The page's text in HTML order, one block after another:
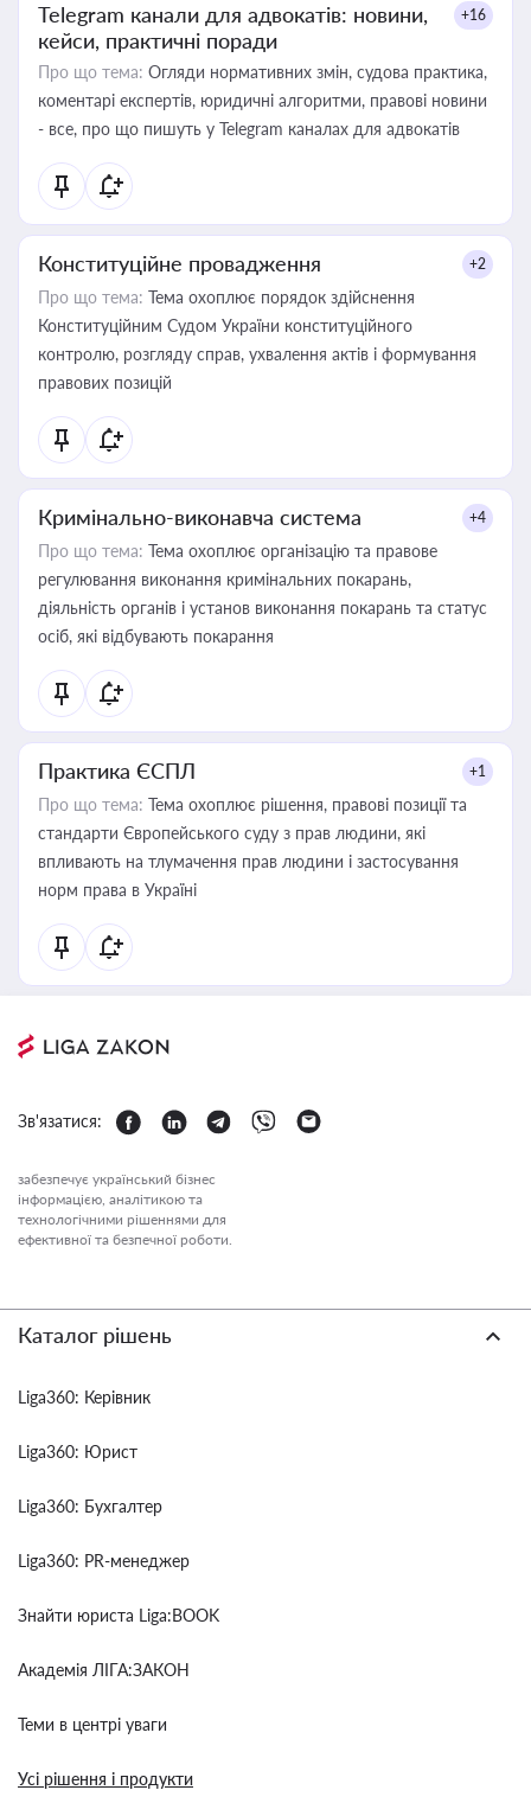
Telegram канали для адвокатів: новини,
кейси, практичні поради
+16
Про що тема: Огляди нормативних змін, судова практика,
коментарі експертів, юридичні алгоритми, правові новини
- все, про що пишуть у Telegram каналах для адвокатів
Конституційне провадження +2
Про що тема: Тема охоплює порядок здійснення
Конституційним Судом України конституційного
контролю, розгляду справ, ухвалення актів і формування
правових позицій
Кримінально-виконавча система +4
Про що тема: Тема охоплює організацію та правове
регулювання виконання кримінальних покарань,
діяльність органів і установ виконання покарань та статус
осіб, які відбувають покарання
Практика ЄСПЛ +1
Про що тема: Тема охоплює рішення, правові позиції та
стандарти Європейського суду з прав людини, які
впливають на тлумачення прав людини і застосування
норм права в Україні
Зв'язатися:
забезпечує український бізнес
інформацією, аналітикою та
технологічними рішеннями для
ефективної та безпечної роботи.
Каталог рішень
Liga360: Керівник
Liga360: Юрист
Liga360: Бухгалтер
Liga360: PR-менеджер
Знайти юриста Liga:BOOK
Академія ЛІГА:ЗАКОН
Теми в центрі уваги
Усі рішення і продукти